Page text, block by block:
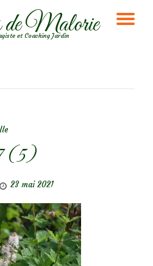
Malorie
et Coaching Jardin
(5)
23 mai 2021